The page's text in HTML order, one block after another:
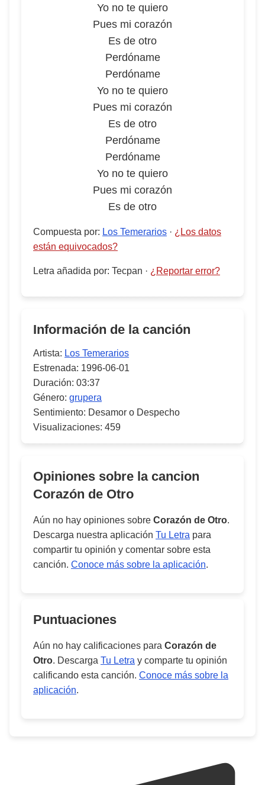
Yo no te quiero
Pues mi corazón
Es de otro
Perdóname
Perdóname
Yo no te quiero
Pues mi corazón
Es de otro
Perdóname
Perdóname
Yo no te quiero
Pues mi corazón
Es de otro
Compuesta por: Los Temerarios · ¿Los datos
están equivocados?
Letra añadida por: Tecpan · ¿Reportar error?
Información de la canción
Artista: Los Temerarios
Estrenada: 1996-06-01
Duración: 03:37
Género: grupera
Sentimiento: Desamor o Despecho
Visualizaciones: 459
Opiniones sobre la cancion
Corazón de Otro
Aún no hay opiniones sobre Corazón de Otro.
Descarga nuestra aplicación Tu Letra para
compartir tu opinión y comentar sobre esta
canción. Conoce más sobre la aplicación.
Puntuaciones
Aún no hay calificaciones para Corazón de
Otro. Descarga Tu Letra y comparte tu opinión
calificando esta canción. Conoce más sobre la
aplicación.